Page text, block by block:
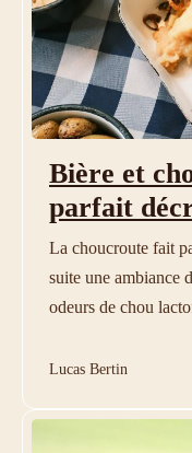
Bière et
parfait
La choucroute fait
suite une ambiance
odeurs de chou
Lucas Bertin